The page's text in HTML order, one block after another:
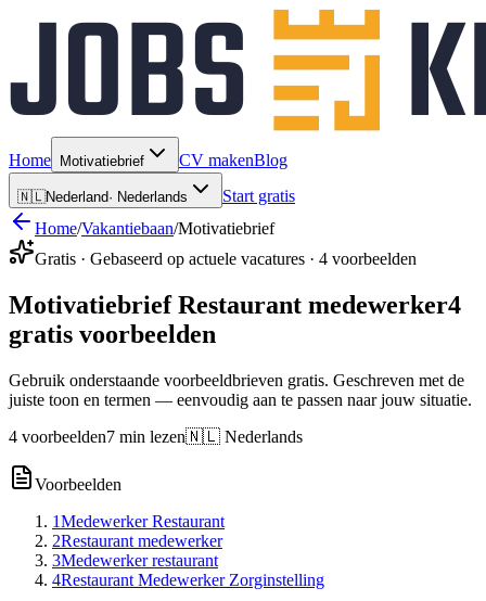
Home Motivatiebrief CV makenBlog
🇳🇱Nederland· Nederlands
Start gratis
Home/Vakantiebaan/Motivatiebrief
Gratis · Gebaseerd op actuele vacatures · 4 voorbeelden
Motivatiebrief Restaurant medewerker4
gratis voorbeelden
Gebruik onderstaande voorbeeldbrieven gratis. Geschreven met de
juiste toon en termen — eenvoudig aan te passen naar jouw situatie.
4 voorbeelden7 min lezen🇳🇱 Nederlands
Voorbeelden
1Medewerker Restaurant
2Restaurant medewerker
3Medewerker restaurant
4Restaurant Medewerker Zorginstelling